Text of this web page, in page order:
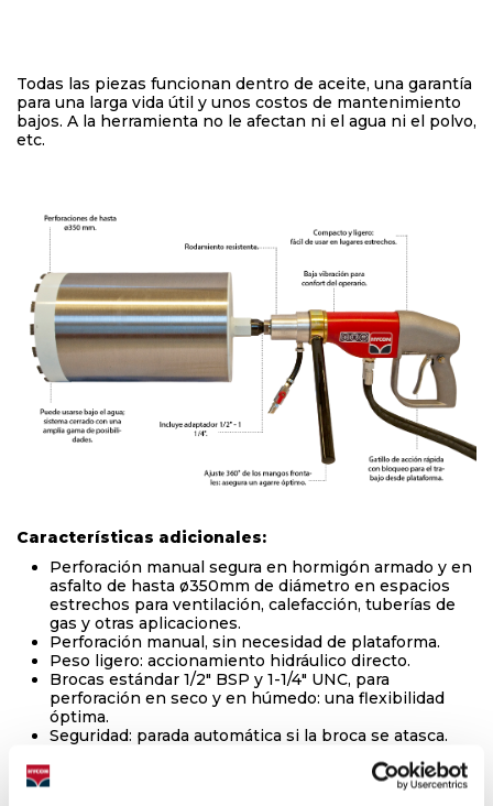
Todas las piezas funcionan dentro de aceite, una garantía
para una larga vida útil y unos costos de mantenimiento
bajos. A la herramienta no le afectan ni el agua ni el polvo,
etc.
Características adicionales:
Perforación manual segura en hormigón armado y en
asfalto de hasta ø350mm de diámetro en espacios
estrechos para ventilación, calefacción, tuberías de
gas y otras aplicaciones.
Perforación manual, sin necesidad de plataforma.
Peso ligero: accionamiento hidráulico directo.
Brocas estándar 1/2" BSP y 1-1/4" UNC, para
perforación en seco y en húmedo: una flexibilidad
óptima.
Seguridad: parada automática si la broca se atasca.
100 % hidráulico sin riesgo eléctrico en condiciones